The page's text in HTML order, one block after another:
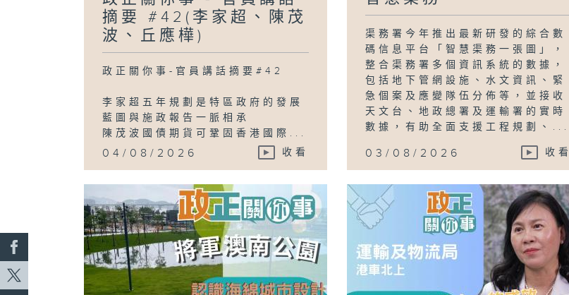
摘要 #42(李家超、陳茂
波、丘應樺)
政正關你事-官員講話摘要#42
李家超五年規劃是特區政府的發展
藍圖與施政報告一脈相承
陳茂波國債期貨可鞏固香港國際...
04/08/2026 收看
渠務署今年推出最新研發的綜合數
碼信息平台「智慧渠務一張圖」，
整合渠務署多個資訊系統的數據，
包括地下管網設施、水文資訊、緊
急個案及應變隊伍分佈等，並接收
天文台、地政總署及運輸署的實時
數據，有助全面支援工程規劃、...
03/08/2026 收看